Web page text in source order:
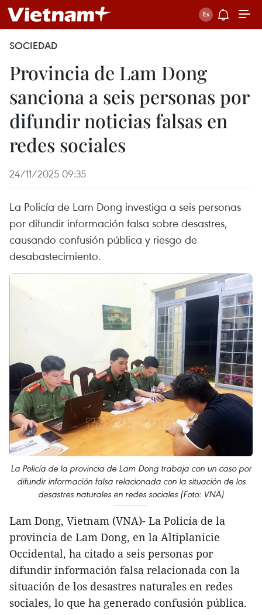
SOCIEDAD
Provincia de Lam Dong
sanciona a seis personas por
difundir noticias falsas en
redes sociales
24/11/2025 09:35
La Policía de Lam Dong investiga a seis personas
por difundir información falsa sobre desastres,
causando confusión pública y riesgo de
desabastecimiento.
La Policía de la provincia de Lam Dong trabaja con un caso por
difundir información falsa relacionada con la situación de los
desastres naturales en redes sociales (Foto: VNA)
Lam Dong, Vietnam (VNA)- La Policía de la
provincia de Lam Dong, en la Altiplanicie
Occidental, ha citado a seis personas por
difundir información falsa relacionada con la
situación de los desastres naturales en redes
sociales, lo que ha generado confusión pública.